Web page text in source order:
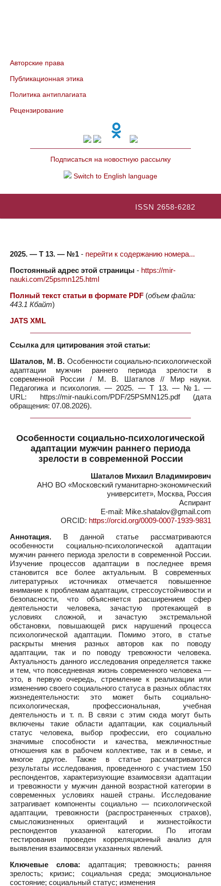
Авторские права
Публикационная этика
Политика антиплагиата
Рецензирование
Подписаться на новостную рассылку
Switch to English language
ISSN 2658-6282
2025. — Т 13. — №1 - перейти к содержанию номера...
Постоянный адрес этой страницы - https://mir-
nauki.com/25psmn125.html
Полный текст статьи в формате PDF (объем файла:
443.1 Кбайт)
JATS XML
Ссылка для цитирования этой статьи:
Шаталов, М. В. Особенности социально-психологической
адаптации мужчин раннего периода зрелости в
современной России / М. В. Шаталов // Мир науки.
Педагогика и психология. — 2025. — Т 13. — №1. —
URL: https://mir-nauki.com/PDF/25PSMN125.pdf (дата
обращения: 07.08.2026).
Особенности социально-психологической
адаптации мужчин раннего периода
зрелости в современной России
Шаталов Михаил Владимирович
АНО ВО «Московский гуманитарно-экономический
университет», Москва, Россия
Аспирант
E-mail: Mike.shatalov@gmail.com
ORCID: https://orcid.org/0009-0007-1939-9831
Аннотация. В данной статье рассматриваются
особенности социально-психологической адаптации
мужчин раннего периода зрелости в современной России.
Изучение процессов адаптации в последнее время
становится все более актуальным. В современных
литературных источниках отмечается повышенное
внимание к проблемам адаптации, стрессоустойчивости и
безопасности, что объясняется расширением сфер
деятельности человека, зачастую протекающей в
условиях сложной, и зачастую экстремальной
обстановки, повышающей риск нарушений процесса
психологической адаптации. Помимо этого, в статье
раскрыты мнения разных авторов как по поводу
адаптации, так и по поводу тревожности человека.
Актуальность данного исследования определяется также
и тем, что повседневная жизнь современного человека —
это, в первую очередь, стремление к реализации или
изменению своего социального статуса в разных областях
жизнедеятельности: это может быть социально-
психологическая, профессиональная, учебная
деятельность и т. п. В связи с этим сюда могут быть
включены такие области адаптации, как социальный
статус человека, выбор профессии, его социально
значимые способности и качества, межличностные
отношения как в рабочем коллективе, так и в семье, и
многое другое. Также в статье рассматриваются
результаты исследования, проведенного с участием 150
респондентов, характеризующие взаимосвязи адаптации
и тревожности у мужчин данной возрастной категории в
современных условиях нашей страны. Исследование
затрагивает компоненты социально — психологической
адаптации, тревожности (распространенных страхов),
смысложизненных ориентаций и жизнестойкости
респондентов указанной категории. По итогам
тестирования проведен корреляционный анализ для
выявления взаимосвязи указанных явлений.
Ключевые слова: адаптация; тревожность; ранняя
зрелость; кризис; социальная среда; эмоциональное
состояние; социальный статус; изменения